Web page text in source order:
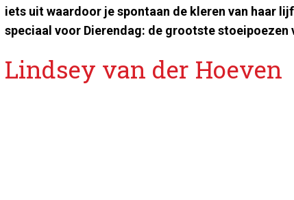
iets uit waardoor je spontaan de kleren van haar
speciaal voor Dierendag: de grootste stoeipoezen
Lindsey van der Hoeven